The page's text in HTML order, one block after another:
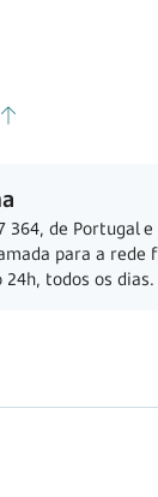
364, de Portugal
para a rede
todos os dias.